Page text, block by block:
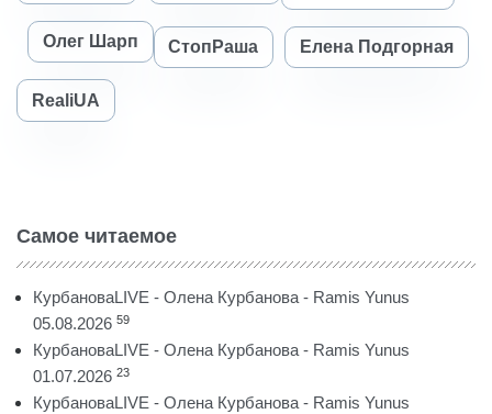
Олег Шарп СтопРаша Елена Подгорная
RealiUA
Самое читаемое
КурбановаLIVE - Олена Курбанова - Ramis Yunus
05.08.2026 59
КурбановаLIVE - Олена Курбанова - Ramis Yunus
01.07.2026 23
КурбановаLIVE - Олена Курбанова - Ramis Yunus